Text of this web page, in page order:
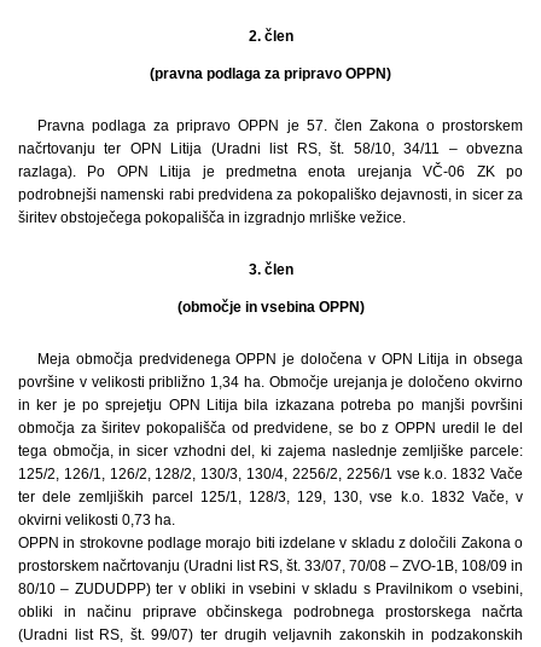
2. člen
(pravna podlaga za pripravo OPPN)
Pravna podlaga za pripravo OPPN je 57. člen Zakona o prostorskem
načrtovanju ter OPN Litija (Uradni list RS, št. 58/10, 34/11 – obvezna
razlaga). Po OPN Litija je predmet­na enota urejanja VČ-06 ZK po
podrobnejši namenski rabi predvidena za pokopališko dejavnosti, in sicer za
širitev obstoječega pokopališča in izgradnjo mrliške vežice.
3. člen
(območje in vsebina OPPN)
Meja območja predvidenega OPPN je določena v OPN Litija in obsega
površine v velikosti približno 1,34 ha. Območje urejanja je določeno okvirno
in ker je po sprejetju OPN Litija bila izkazana potreba po manjši površini
območja za širitev pokopališča od predvidene, se bo z OPPN uredil le del
tega območja, in sicer vzhodni del, ki zajema naslednje zemljiške parcele:
125/2, 126/1, 126/2, 128/2, 130/3, 130/4, 2256/2, 2256/1 vse k.o. 1832 Vače
ter dele zemljiških parcel 125/1, 128/3, 129, 130, vse k.o. 1832 Vače, v
okvirni velikosti 0,73 ha.
OPPN in strokovne podlage morajo biti izdelane v skladu z določili Zakona o
prostorskem načrtovanju (Uradni list RS, št. 33/07, 70/08 – ZVO-1B, 108/09 in
80/10 – ZUDUDPP) ter v obliki in vsebini v skladu s Pravilnikom o vsebini,
obliki in načinu priprave občinskega podrobnega prostorskega načrta
(Uradni list RS, št. 99/07) ter drugih veljavnih zakonskih in podzakonskih